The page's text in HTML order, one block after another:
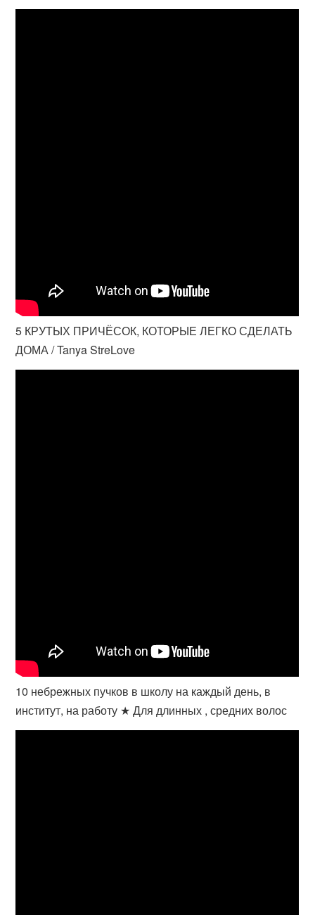
5 КРУТЫХ ПРИЧЁСОК, КОТОРЫЕ ЛЕГКО СДЕЛАТЬ
ДОМА / Tanya StreLove
10 небрежных пучков в школу на каждый день, в
институт, на работу ★ Для длинных , средних волос